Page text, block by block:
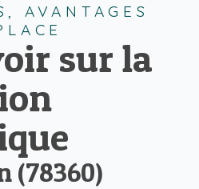
AVANTAGES
sur la
(78360)